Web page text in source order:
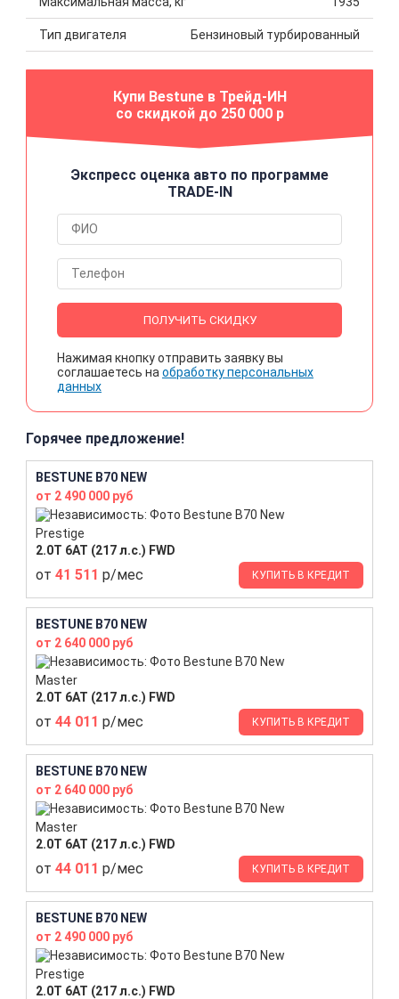
Тип двигателя Бензиновый турбированный
Купи Bestune в Трейд-ИН
со скидкой до 250 000 р
Экспресс оценка авто по программе
TRADE-IN
ПОЛУЧИТЬ СКИДКУ
Нажимая кнопку отправить заявку вы
соглашаетесь на обработку персональных
данных
Горячее предложение!
BESTUNE B70 NEW
от 2 490 000 руб
Prestige
2.0T 6AT (217 л.с.) FWD
от 41 511 р/мес КУПИТЬ В КРЕДИТ
BESTUNE B70 NEW
от 2 640 000 руб
Master
2.0T 6AT (217 л.с.) FWD
от 44 011 р/мес КУПИТЬ В КРЕДИТ
BESTUNE B70 NEW
от 2 640 000 руб
Master
2.0T 6AT (217 л.с.) FWD
от 44 011 р/мес КУПИТЬ В КРЕДИТ
BESTUNE B70 NEW
от 2 490 000 руб
Prestige
2.0T 6AT (217 л.с.) FWD